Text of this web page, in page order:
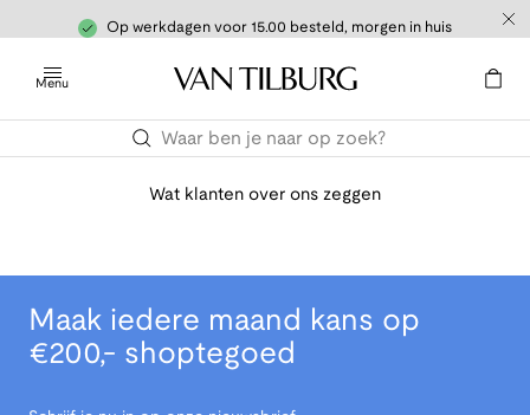
Op werkdagen voor 15.00 besteld, morgen in huis
Menu
Wat klanten over ons zeggen
Maak iedere maand kans op
€200,- shoptegoed